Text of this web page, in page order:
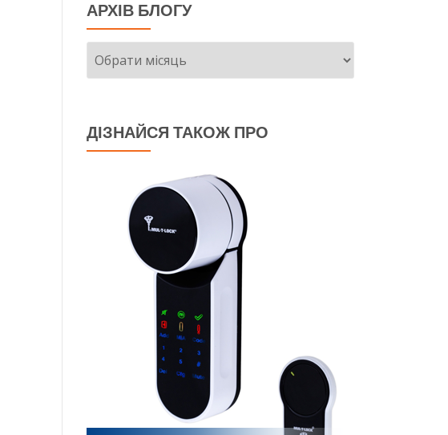
АРХІВ БЛОГУ
Архів
блогу
ДІЗНАЙСЯ ТАКОЖ ПРО